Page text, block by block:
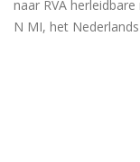
naar RVA
N MI, het